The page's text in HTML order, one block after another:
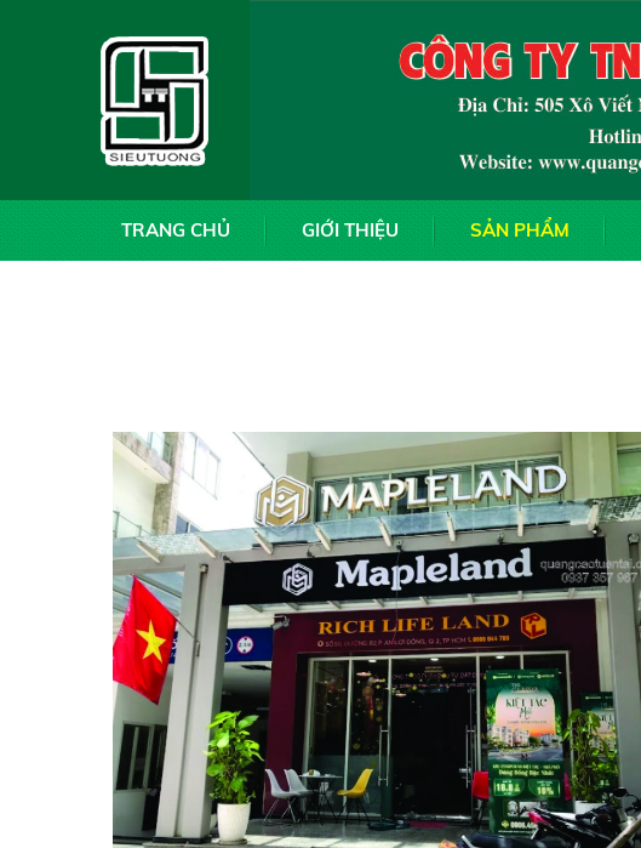
TRANG CHỦ GIỚI THIỆU SẢN PHẨM